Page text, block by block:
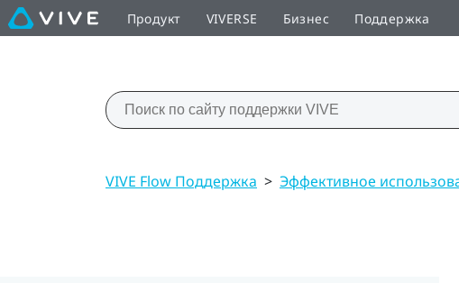
Продукт VIVERSE Бизнес Поддержка
VIVE Flow Поддержка > Эффективное